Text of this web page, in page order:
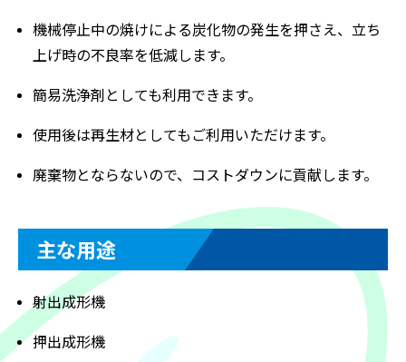
機械停止中の焼けによる炭化物の発生を押さえ、立ち
上げ時の不良率を低減します。
簡易洗浄剤としても利用できます。
使用後は再生材としてもご利用いただけます。
廃棄物とならないので、コストダウンに貢献します。
主な用途
射出成形機
押出成形機